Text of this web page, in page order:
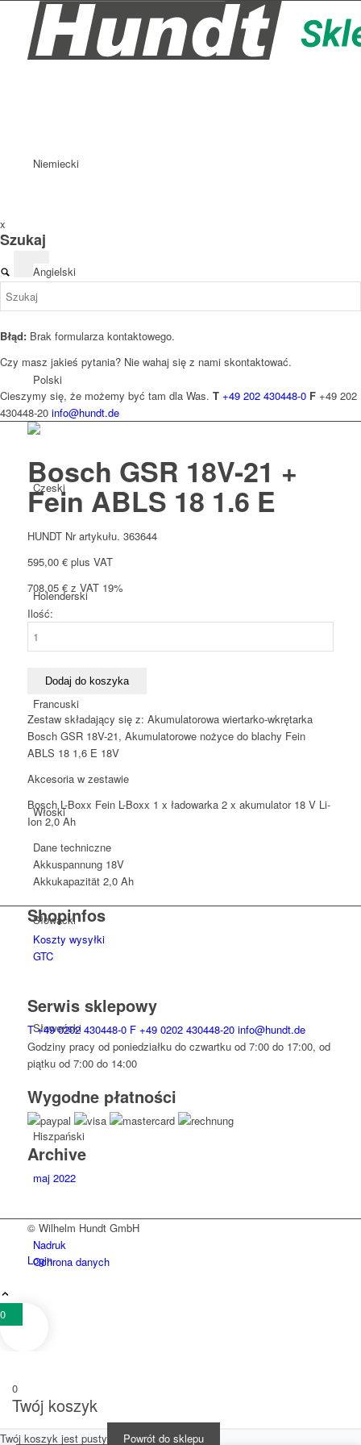
Niemiecki
Angielski
Polski
Czeski
Holenderski
Francuski
Włoski
Słowacki
Słoweński
Hiszpański
Login
x
Szukaj
Błąd: Brak formularza kontaktowego.
Czy masz jakieś pytania? Nie wahaj się z nami skontaktować.
Cieszymy się, że możemy być tam dla Was. T +49 202 430448-0 F +49 202
430448-20 info@hundt.de
Bosch GSR 18V-21 +
Fein ABLS 18 1.6 E
HUNDT Nr artykułu. 363644
595,00 €plus VAT
708,05 €z VAT 19%
Ilość:
18V-
21
+
Fein
ABLS
1.6
E
Dodaj do koszyka
Zestaw składający się z: Akumulatorowa wiertarko-wkrętarka
Bosch GSR 18V-21, Akumulatorowe nożyce do blachy Fein
ABLS 18 1,6 E 18V
Akcesoria w zestawie
Bosch L-Boxx Fein L-Boxx 1 x ładowarka 2 x akumulator 18 V Li-
Ion 2,0 Ah
Dane techniczne
Akkuspannung 18V
Akkukapazität 2,0 Ah
Shopinfos
Koszty wysyłki
GTC
Serwis sklepowy
T+49 0202 430448-0 F +49 0202 430448-20 info@hundt.de
Godziny pracy od poniedziałku do czwartku od 7:00 do 17:00, od
piątku od 7:00 do 14:00
Wygodne płatności
Archive
maj 2022
© Wilhelm Hundt GmbH
Nadruk
Ochrona danych
0
0
Twój koszyk
Twój koszyk jest pusty Powrót do sklepu